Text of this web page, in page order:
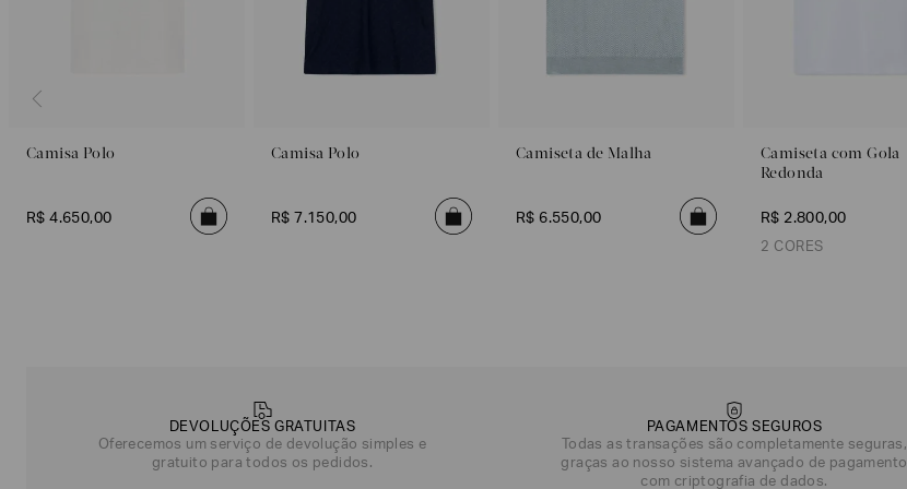
Camisa Polo
R$ 4.650,00
Camisa Polo
R$ 7 .150,00
Camiseta de Malha
R$ 6.550,00
Camiseta com Gola
Redonda
R$ 2.800,00
2 CORES
DEVOLUÇÕES GRATUITAS
Oferecemos um serviço de devolução simples e
gratuito para todos os pedidos.
PAGAMENTOS SEGUROS
Todas as transações são completamente seguras,
graças ao nosso sistema avançado de pagamento
com criptografia de dados.
você?
NOME* DATA DE NASCIMENTO*